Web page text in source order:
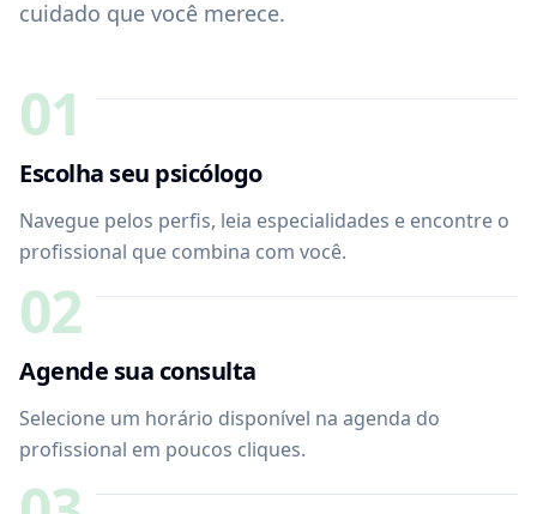
cuidado que você merece.
01
Escolha seu psicólogo
Navegue pelos perfis, leia especialidades e encontre o
profissional que combina com você.
02
Agende sua consulta
Selecione um horário disponível na agenda do
profissional em poucos cliques.